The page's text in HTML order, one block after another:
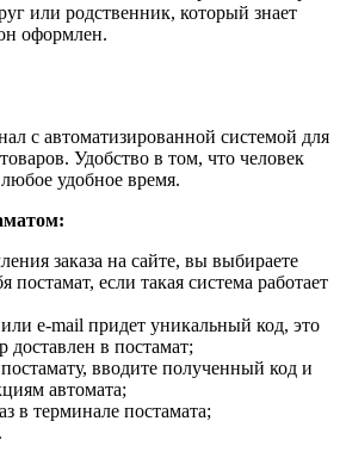
или родственник, который знает
оформлен.
с автоматизированной системой для
Удобство в том, что человек
удобное время.
заказа на сайте, вы выбираете
постамат, если такая система работает
e-mail придет уникальный код, это
доставлен в постамат;
вводите полученный код и
автомата;
в терминале постамата;